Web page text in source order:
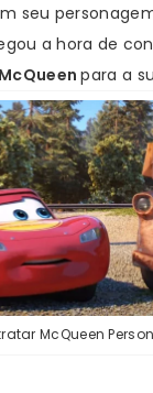
seu
a hora de
para a
McQueen